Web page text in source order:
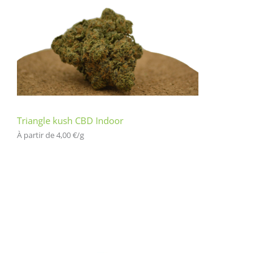
Triangle kush CBD Indoor
À partir de 4,00€/g